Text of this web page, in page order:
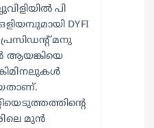
പി
DYFI
മനു
മുൻ